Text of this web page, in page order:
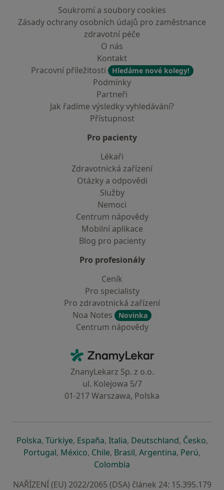
Soukromí a soubory cookies
Zásady ochrany osobních údajů pro zaměstnance
zdravotní péče
O nás
Kontakt
Pracovní příležitosti
Hledáme nové kolegy!
Podmínky
Partneři
Jak řadíme výsledky vyhledávání?
Přístupnost
Pro pacienty
Lékaři
Zdravotnická zařízení
Otázky a odpovědi
Služby
Nemoci
Centrum nápovědy
Mobilní aplikace
Blog pro pacienty
Pro profesionály
Ceník
Pro specialisty
Pro zdravotnická zařízení
Noa Notes
Novinka
Centrum nápovědy
ZnamyLekar - Hlavní stránka
ZnanyLekarz Sp. z o.o.
ul. Kolejowa 5/7
01-217 Warszawa, Polska
Polskase otevře v nové záložce
, Türkiyese otevře v nové záložce
, Españase otevře v nové záložce
, Italiase otevře v nové záložce
, Deutschlandse otevře v
, Českose
,
Portugalse otevře v nové záložce
, Méxicose otevře v nové záložce
, Chilese otevře v nové záložce
, Brasilse otevře v nové
, Argentinase otevře v
, Perúse
,
Colombia
NAŘÍZENÍ (EU) 2022/2065 (DSA) článek 24: 15.395.179